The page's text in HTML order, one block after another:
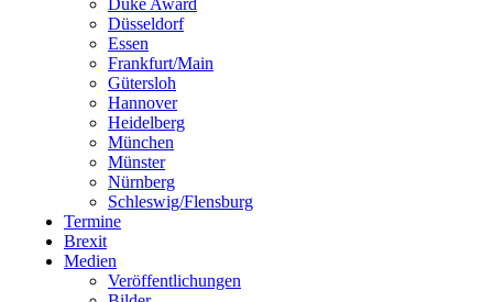
Duke Award
Düsseldorf
Essen
Frankfurt/Main
Gütersloh
Hannover
Heidelberg
München
Münster
Nürnberg
Schleswig/Flensburg
Termine
Brexit
Medien
Veröffentlichungen